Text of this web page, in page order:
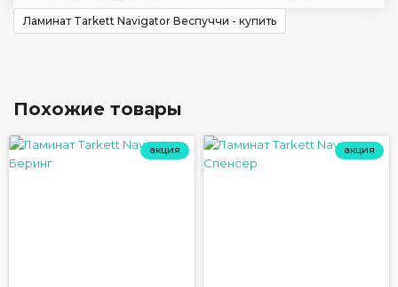
Ламинат Tarkett Navigator Веспуччи - купить
Похожие товары
акция акция